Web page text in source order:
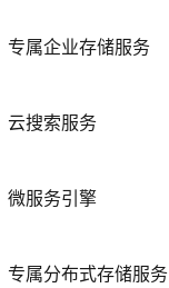
专属企业存储服务
云搜索服务
微服务引擎
专属分布式存储服务